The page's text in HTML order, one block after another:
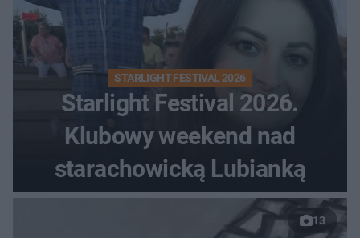
STARLIGHT FESTIVAL 2026
Starlight Festival 2026.
Klubowy weekend nad
starachowicką Lubianką
13